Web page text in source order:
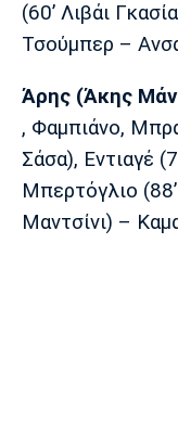
(60’ Λιβάι
Τσούμπερ –
Άρης (Άκης
, Φαμπιάνο,
Σάσα), Εντιαγέ
Μπερτόγλιο
Μαντσίνι) –